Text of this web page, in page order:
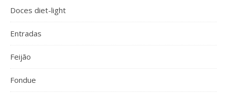
Doces diet-light
Entradas
Feijão
Fondue